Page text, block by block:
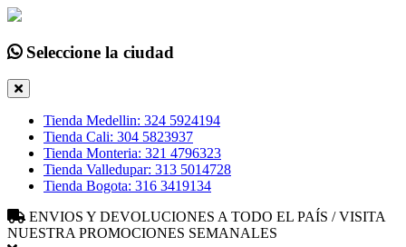
Seleccione la ciudad
Tienda Medellin: 324 5924194
Tienda Cali: 304 5823937
Tienda Monteria: 321 4796323
Tienda Valledupar: 313 5014728
Tienda Bogota: 316 3419134
ENVIOS Y DEVOLUCIONES A TODO EL PAÍS / VISITA
NUESTRA PROMOCIONES SEMANALES